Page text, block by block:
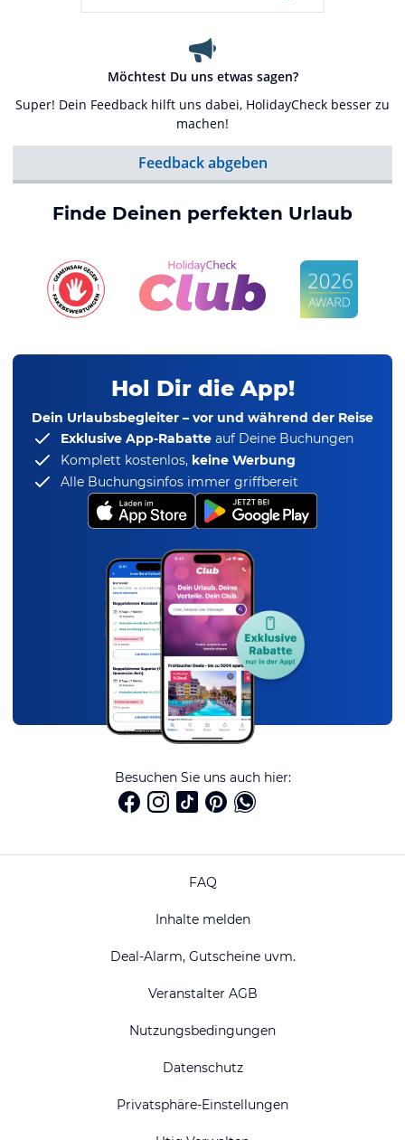
Möchtest Du uns etwas sagen?
Super! Dein Feedback hilft uns dabei, HolidayCheck besser zu
machen!
Feedback abgeben
Finde Deinen perfekten Urlaub
Hol Dir die App!
Dein Urlaubsbegleiter – vor und während der Reise
Exklusive App-Rabatte auf Deine Buchungen
Komplett kostenlos, keine Werbung
Alle Buchungsinfos immer griffbereit
Besuchen Sie uns auch hier:
FAQ
Inhalte melden
Deal-Alarm, Gutscheine uvm.
Veranstalter AGB
Nutzungsbedingungen
Datenschutz
Privatsphäre-Einstellungen